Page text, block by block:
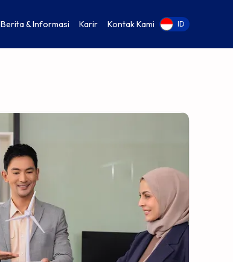
Berita & Informasi Karir Kontak Kami EN ID